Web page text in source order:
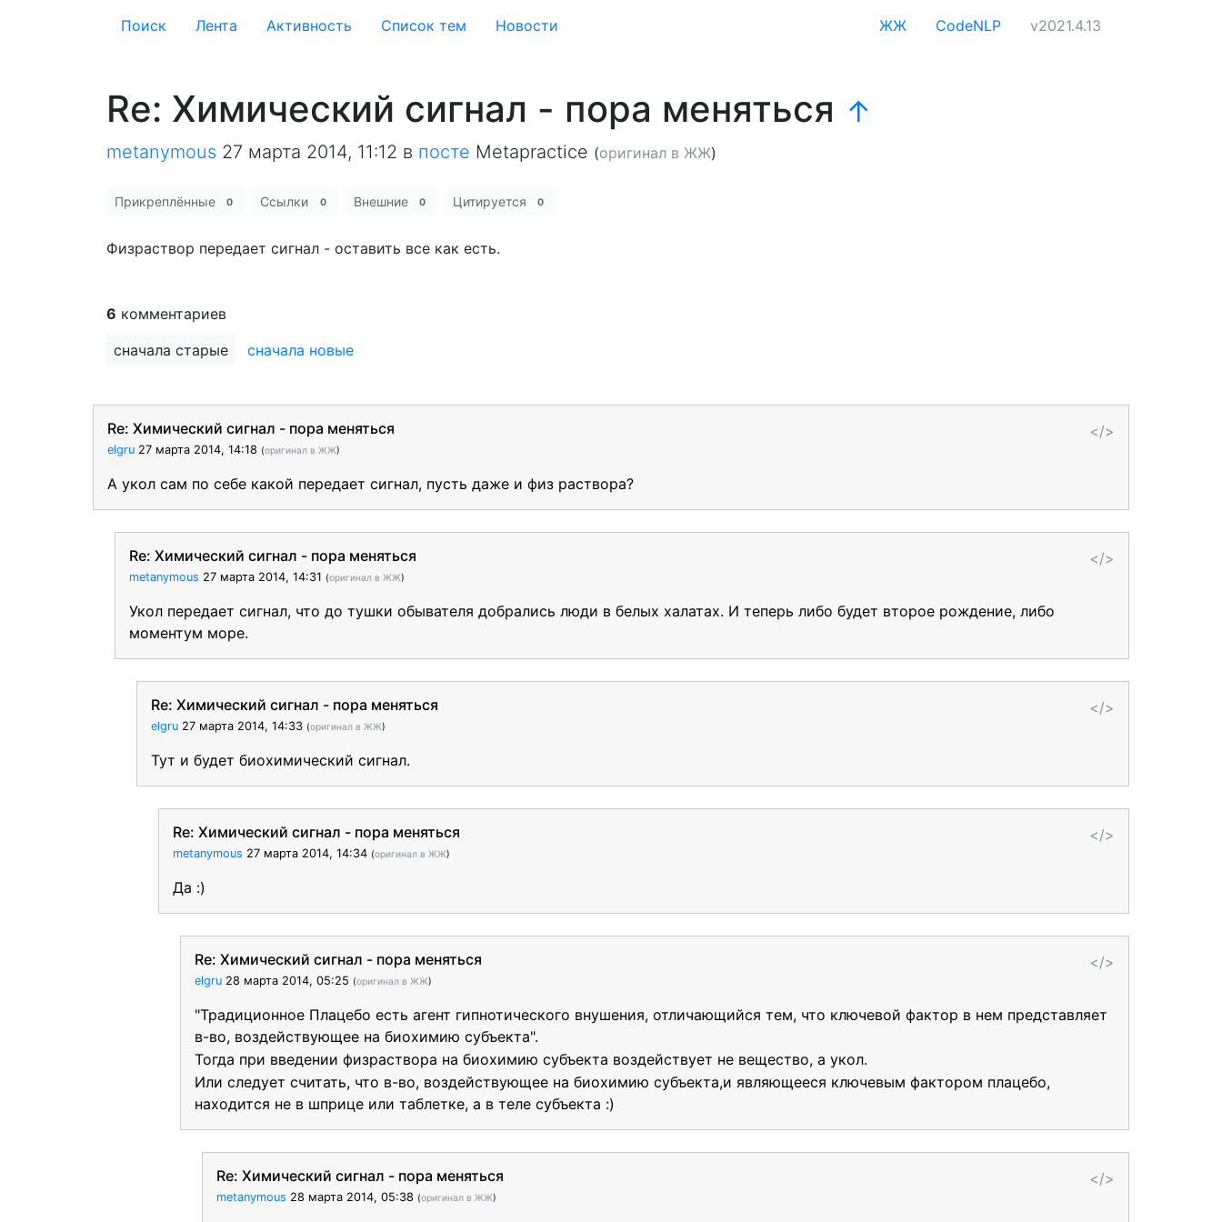
Поиск Лента Активность Cписок тем Новости ЖЖ CodeNLP v2021.4.13
Re: Химический сигнал - пора меняться ↑
metanymous 27 марта 2014, 11:12 в посте Metapractice (оригинал в ЖЖ)
Прикреплённые 0 Ссылки 0 Внешние 0 Цитируется 0
Физраствор передает сигнал - оставить все как есть.
6 комментариев
сначала старые
сначала новые
</>
Re: Химический сигнал - пора меняться
elgru 27 марта 2014, 14:18 (оригинал в ЖЖ)
А укол сам по себе какой передает сигнал, пусть даже и физ раствора?
</>
Re: Химический сигнал - пора меняться
metanymous 27 марта 2014, 14:31 (оригинал в ЖЖ)
Укол передает сигнал, что до тушки обывателя добрались люди в белых халатах. И теперь либо будет второе рождение, либо
моментум море.
</>
Re: Химический сигнал - пора меняться
elgru 27 марта 2014, 14:33 (оригинал в ЖЖ)
Тут и будет биохимический сигнал.
</>
Re: Химический сигнал - пора меняться
metanymous 27 марта 2014, 14:34 (оригинал в ЖЖ)
Да :)
</>
Re: Химический сигнал - пора меняться
elgru 28 марта 2014, 05:25 (оригинал в ЖЖ)
"Традиционное Плацебо есть агент гипнотического внушения, отличающийся тем, что ключевой фактор в нем представляет
в-во, воздействующее на биохимию субъекта".
Тогда при введении физраствора на биохимию субъекта воздействует не вещество, а укол.
Или следует считать, что в-во, воздействующее на биохимию субъекта,и являющееся ключевым фактором плацебо,
находится не в шприце или таблетке, а в теле субъекта :)
</>
Re: Химический сигнал - пора меняться
metanymous 28 марта 2014, 05:38 (оригинал в ЖЖ)